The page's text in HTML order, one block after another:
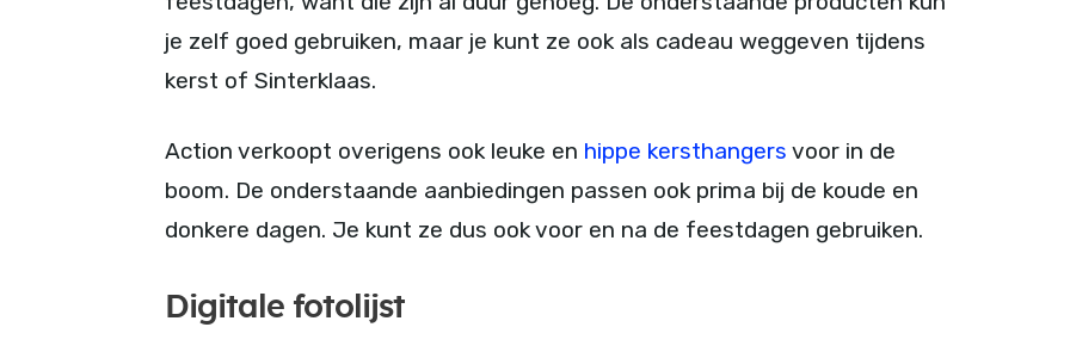
je zelf goed gebruiken, maar je kunt ze ook als cadeau weggeven tijdens
kerst of Sinterklaas.
Action verkoopt overigens ook leuke en hippe kersthangers voor in de
boom. De onderstaande aanbiedingen passen ook prima bij de koude en
donkere dagen. Je kunt ze dus ook voor en na de feestdagen gebruiken.
Digitale fotolijst